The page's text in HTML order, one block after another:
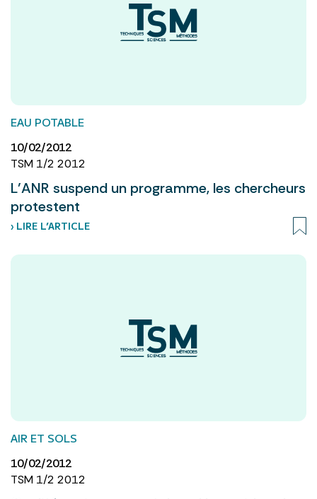
EAU POTABLE
10/02/2012
TSM 1/2 2012
L’ANR suspend un programme, les chercheurs
protestent
› LIRE L’ARTICLE
AIR ET SOLS
10/02/2012
TSM 1/2 2012